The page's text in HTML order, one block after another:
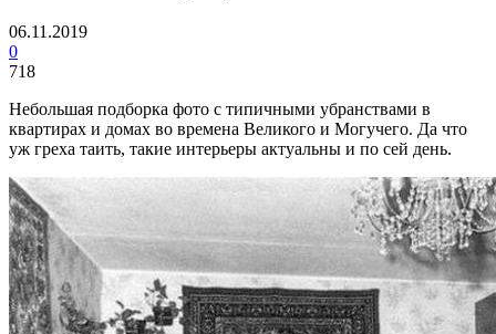
06.11.2019
0
718
Небольшая подборка фото с типичными убранствами в
квартирах и домах во времена Великого и Могучего. Да что
уж греха таить, такие интерьеры актуальны и по сей день.